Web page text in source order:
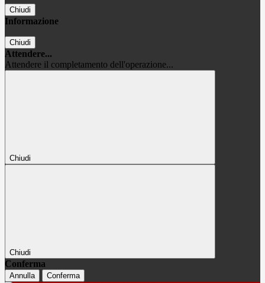
Chiudi
Informazione
Chiudi
Attendere...
Attendere il completamento dell'operazione...
Chiudi
Chiudi
Conferma
Annulla Conferma